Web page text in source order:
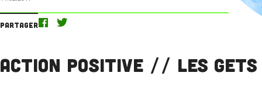
Partager
Action Positive // Les Gets